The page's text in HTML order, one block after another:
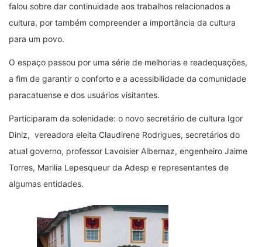
falou sobre dar continuidade aos trabalhos relacionados a
cultura, por também compreender a importância da cultura
para um povo.
O espaço passou por uma série de melhorias e readequações,
a fim de garantir o conforto e a acessibilidade da comunidade
paracatuense e dos usuários visitantes.
Participaram da solenidade: o novo secretário de cultura Igor
Diniz, vereadora eleita Claudirene Rodrigues, secretários do
atual governo, professor Lavoisier Albernaz, engenheiro Jaime
Torres, Marilia Lepesqueur da Adesp e representantes de
algumas entidades.